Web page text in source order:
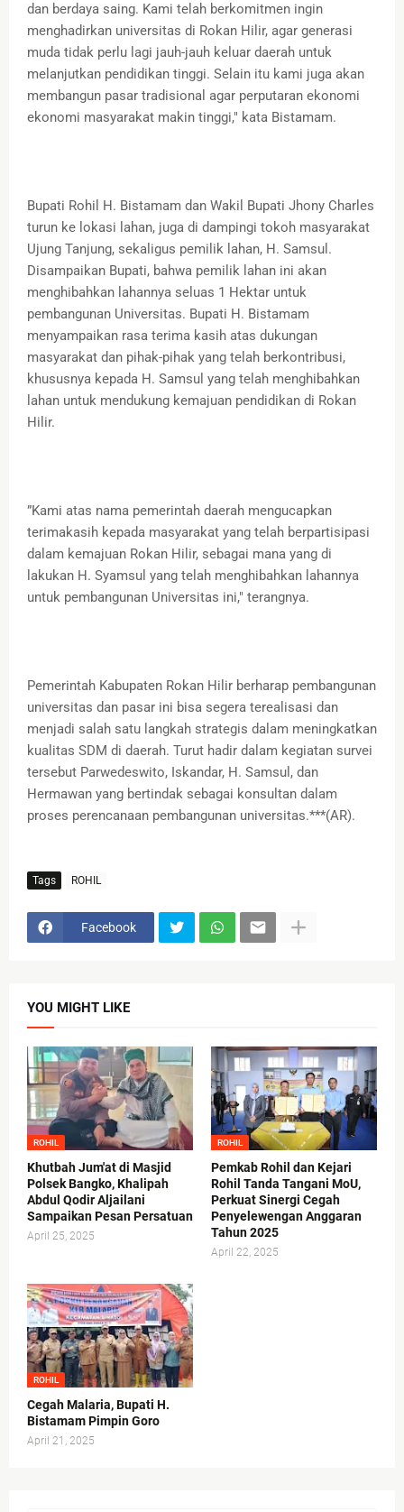
dan berdaya saing. Kami telah berkomitmen ingin
menghadirkan universitas di Rokan Hilir, agar generasi
muda tidak perlu lagi jauh-jauh keluar daerah untuk
melanjutkan pendidikan tinggi. Selain itu kami juga akan
membangun pasar tradisional agar perputaran ekonomi
ekonomi masyarakat makin tinggi," kata Bistamam.
Bupati Rohil H. Bistamam dan Wakil Bupati Jhony Charles
turun ke lokasi lahan, juga di dampingi tokoh masyarakat
Ujung Tanjung, sekaligus pemilik lahan, H. Samsul.
Disampaikan Bupati, bahwa pemilik lahan ini akan
menghibahkan lahannya seluas 1 Hektar untuk
pembangunan Universitas. Bupati H. Bistamam
menyampaikan rasa terima kasih atas dukungan
masyarakat dan pihak-pihak yang telah berkontribusi,
khususnya kepada H. Samsul yang telah menghibahkan
lahan untuk mendukung kemajuan pendidikan di Rokan
Hilir.
”Kami atas nama pemerintah daerah mengucapkan
terimakasih kepada masyarakat yang telah berpartisipasi
dalam kemajuan Rokan Hilir, sebagai mana yang di
lakukan H. Syamsul yang telah menghibahkan lahannya
untuk pembangunan Universitas ini," terangnya.
Pemerintah Kabupaten Rokan Hilir berharap pembangunan
universitas dan pasar ini bisa segera terealisasi dan
menjadi salah satu langkah strategis dalam meningkatkan
kualitas SDM di daerah. Turut hadir dalam kegiatan survei
tersebut Parwedeswito, Iskandar, H. Samsul, dan
Hermawan yang bertindak sebagai konsultan dalam
proses perencanaan pembangunan universitas.***(AR).
Tags ROHIL
Facebook
YOU MIGHT LIKE
ROHIL
Khutbah Jum'at di Masjid
Polsek Bangko, Khalipah
Abdul Qodir Aljailani
Sampaikan Pesan Persatuan
April 25, 2025
ROHIL
Pemkab Rohil dan Kejari
Rohil Tanda Tangani MoU,
Perkuat Sinergi Cegah
Penyelewengan Anggaran
Tahun 2025
April 22, 2025
ROHIL
Cegah Malaria, Bupati H.
Bistamam Pimpin Goro
April 21, 2025